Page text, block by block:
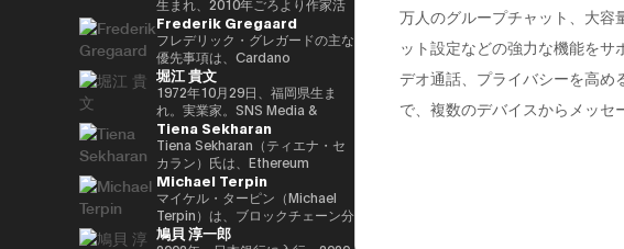
を経て新国民民主党設立、代表に
就任(9月) 令和3(2021)年 第49回
衆院選で94,530票を得て5期目当
選 令和6(2024)年 第50回衆院選
で89,899票を得て6期目当選
2025.05.01 現在 ※1 1993年4月
~2005年8月 大蔵省(現・財務省)
在職 1997年7月~1999年6月 外務
省出向(中近東第一課) 2000年7月
~2001年6月 金融庁 証券取引等監
視委員会 2001年7月~2002年6月
国税庁 大阪国税局総務課長 2002
年7月~2005年6月 内閣府出向(特
命担当大臣秘書専門官) 2005年7
ジタル改革担当大臣就任。令和3
年初代デジタル大臣就任。現在、
デジタル社会推進本部長。
になる』、番組「成田悠輔と愛す
べき非生産性の世界」「夜明け前
のPLAYERS」「成田悠輔の聞か
れちゃいけない話」「walk」
「書く気がおきない」など。
しても知られ、2025年4月には、
グローバルなデジタル資産業界で
最も著名かつ影響力のある人物の
一人として Forbes誌 の表紙を飾
りました。 また、Forbes「30
Under 30（コンシューマー・テ
クノロジー部門）」に複数回選出
されるなど、国際的に高い評価を
受けています。 2025年8月に
は、Blue Origin の NS-34ミッシ
ョン に搭乗し、世界で712人目の
宇宙飛行士として宇宙へ渡航しま
した。 その関心分野は、テクノ
ロジー、投資、アート、慈善活
ます。カルダノは学術的な研究と
ピアレビューに基づいて開発され
たことが特徴で、金融包摂とスマ
ートコントラクトの普及を目指し
ています。現在はInput Output
Global（IOG）のCEOとしてカ
ルダノの技術開発を主導していま
す。
チェアマンです。Animoca
Brandsは、世界的なブロックチ
ェーンおよびゲーム分野のリーダ
ー企業であり、世界中のゲーマー
やインターネット利用者にデジタ
ル上の財産権を提供することを使
命としています。これにより、新
たな資産クラス、Play-and-Earn
経済、そしてオープン・メタバー
スの構築に寄与する、より公平な
デジタルの枠組みの実現を目指し
ています。 Yat氏は1990年に
Atari Germanyでキャリアをスタ
ートさせました。1995年には香
生まれ、2010年ごろより作家活
動を始める。境界領域における物
化や変換、質量への憧憬をモチー
フに作品を展開。筑波大学/東京
大学准教授、2025年日本国際博
覧会（大阪・関西万博）テーマ事
業プロデューサー。写真集「質量
への憧憬（amana・2019）」
NFT作品「Re-Digitalization of
Waves(foundation・2021)」な
ど。2016年PrixArsElectronica栄
誉賞 、EUよりSTARTSPrize受
賞、
2019SXSWCreativeExperienceARROWAwards
Frederik Gregaard
フレデリック・グレガードの主な
優先事項は、Cardano
Foundation における導入戦略を
推進し、各ミッションの統合およ
び実行を主導するとともに、
Cardano を活用した包括的かつ
公平な成長を実現するための迅速
な価値創出を可能にすることで
す。 同財団に参画する以前は、
スイスおよびスカンジナビア諸国
において17年以上にわたり、プ
ロフェッショナルサービスおよび
堀江 貴文
1972年10月29日、福岡県生ま
れ。実業家。SNS Media &
Consulting株式会社 ファウンダ
ー。 現在はロケット開発や、ア
プリのプロデュース、また予防医
療普及協会として予防医療を啓蒙
する等 様々な分野で活動する。
会員制オンラインサロン『堀江貴
文イノベーション大学校
Tiena Sekharan
Tiena Sekharan（ティエナ・セ
カラン）氏は、Ethereum
Foundationのアジア太平洋
（APAC）地域におけるHead of
Institutionsを務めており、エン
タープライズ分野での導入推進を
Michael Terpin
マイケル・ターピン（Michael
Terpin）は、ブロックチェーン分
野の投資およびアドバイザリー会
鳩貝 淳一郎
万人のグループチャット、大容
ット設定などの強力な機能を
デオ通話、プライバシーを高め
で、複数のデバイスからメッセ